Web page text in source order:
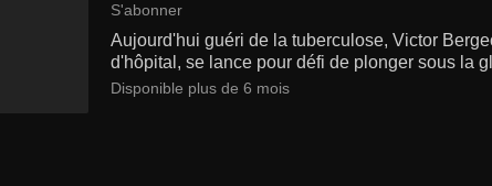
S'abonner
Aujourd'hui guéri de la tuberculose, Victor
d'hôpital, se lance pour défi de plonger sous la
Disponible plus de 6 mois